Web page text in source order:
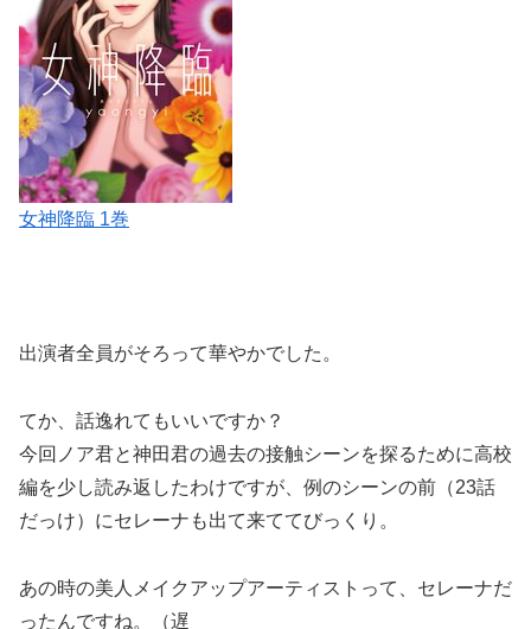
女神降臨 1巻
出演者全員がそろって華やかでした。
てか、話逸れてもいいですか？
今回ノア君と神田君の過去の接触シーンを探るために高校
編を少し読み返したわけですが、例のシーンの前 （23話
だっけ）にセレーナも出て来ててびっくり。
あの時の美人メイクアップアーティストって、セレーナだ
ったんですね。（遅